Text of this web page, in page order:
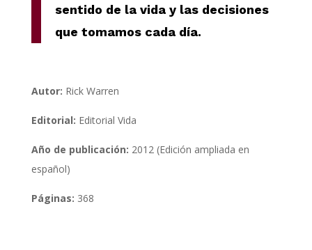
sentido de la vida y las decisiones
que tomamos cada día.
Autor: Rick Warren
Editorial: Editorial Vida
Año de publicación: 2012 (Edición ampliada en
español)
Páginas: 368